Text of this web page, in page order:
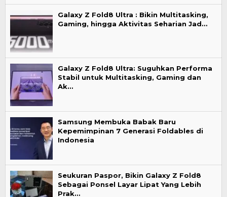
Galaxy Z Fold8 Ultra : Bikin Multitasking,
Gaming, hingga Aktivitas Seharian Jad…
Galaxy Z Fold8 Ultra: Suguhkan Performa
Stabil untuk Multitasking, Gaming dan
Ak…
Samsung Membuka Babak Baru
Kepemimpinan 7 Generasi Foldables di
Indonesia
Seukuran Paspor, Bikin Galaxy Z Fold8
Sebagai Ponsel Layar Lipat Yang Lebih
Prak…